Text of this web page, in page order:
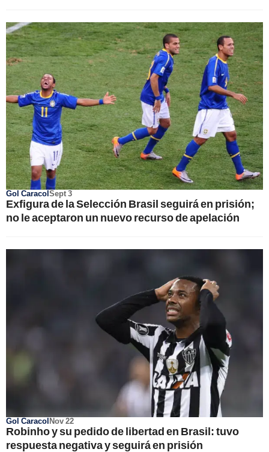
Gol CaracolSept 3
Exfigura de la Selección Brasil seguirá en prisión;
no le aceptaron un nuevo recurso de apelación
Gol CaracolNov 22
Robinho y su pedido de libertad en Brasil: tuvo
respuesta negativa y seguirá en prisión